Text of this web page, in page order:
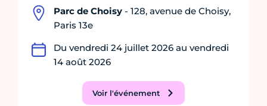
Parc de Choisy - 128, avenue de Choisy,
Paris 13e
Du vendredi 24 juillet 2026 au vendredi
14 août 2026
Voir l'événement